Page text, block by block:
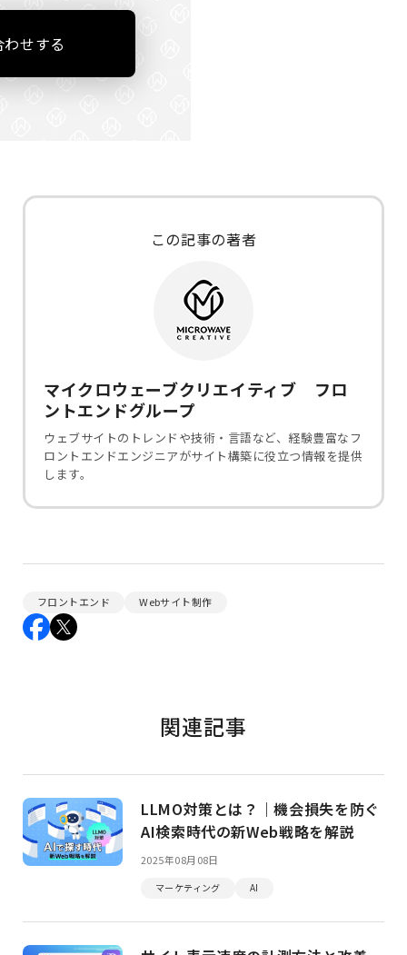
せする
この記事の著者
マイクロウェーブクリエイティブ フロ
ントエンドグループ
ウェブサイトのトレンドや技術・言語など、経験豊富なフ
ロントエンドエンジニアがサイト構築に役立つ情報を提供
します。
フロントエンド Webサイト制作
関連記事
LLMO対策とは？｜機会損失を防ぐ
AI検索時代の新Web戦略を解説
2025年08月08日
マーケティング AI